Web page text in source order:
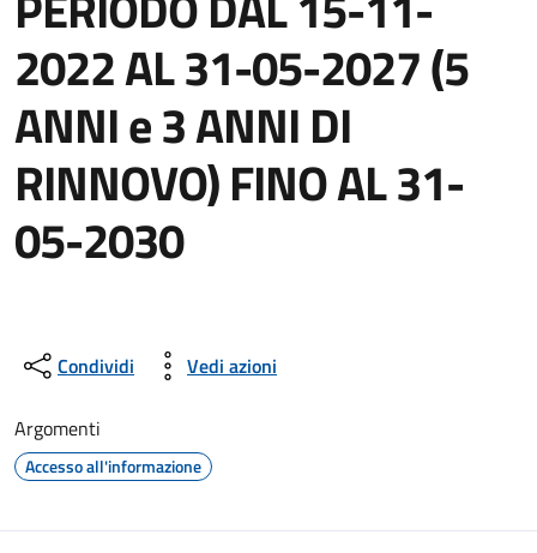
2022 AL 31-05-2027 (5
ANNI e 3 ANNI DI
RINNOVO) FINO AL 31-
05-2030
Condividi Vedi azioni
Argomenti
Accesso all'informazione